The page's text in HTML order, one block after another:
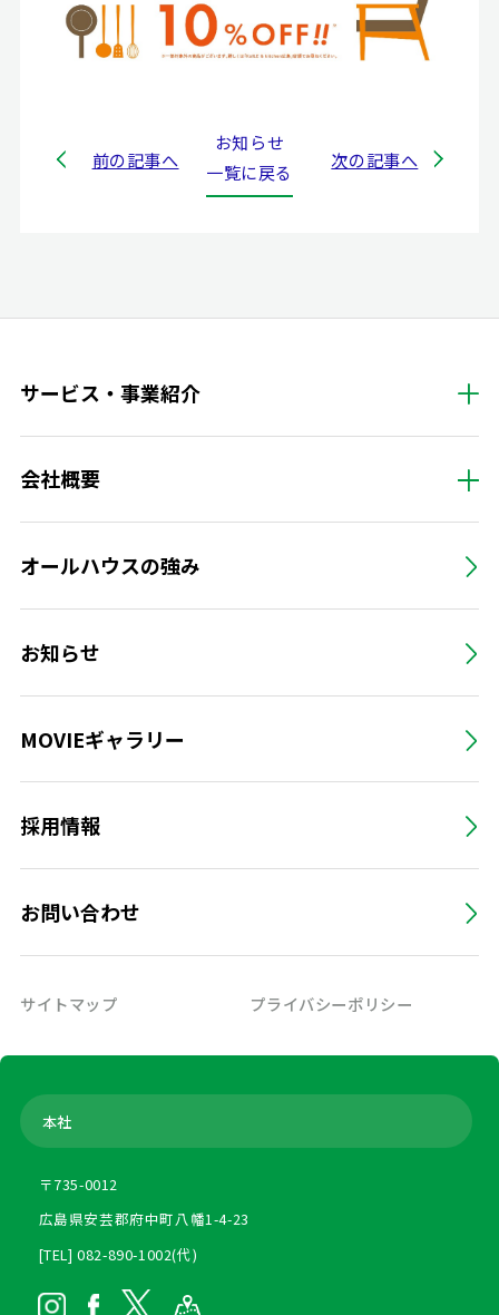
前の記事へ
お知らせ
一覧に戻る
次の記事へ
サービス・事業紹介
会社概要
オールハウスの強み
お知らせ
MOVIEギャラリー
採用情報
お問い合わせ
サイトマップ プライバシーポリシー
本社
〒735-0012
広島県安芸郡府中町八幡1-4-23
[TEL] 082-890-1002(代)